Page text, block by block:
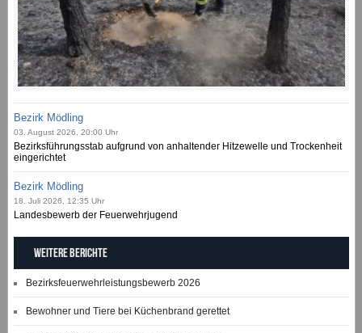
Bezirk Mödling
03. August 2026, 20:00 Uhr
Bezirksführungsstab aufgrund von anhaltender Hitzewelle und Trockenheit
eingerichtet
Bezirk Mödling
18. Juli 2026, 12:35 Uhr
Landesbewerb der Feuerwehrjugend
Weitere Berichte
Bezirksfeuerwehrleistungsbewerb 2026
Bewohner und Tiere bei Küchenbrand gerettet